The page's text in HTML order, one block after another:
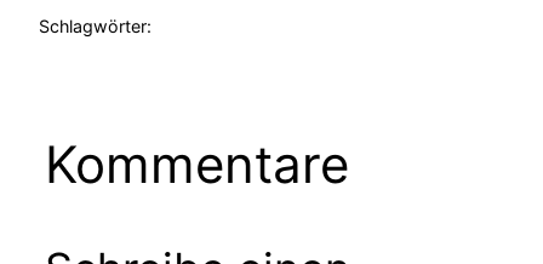
Schlagwörter:
Kommentare